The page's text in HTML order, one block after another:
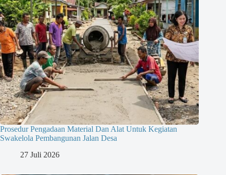
Prosedur Pengadaan Material Dan Alat Untuk Kegiatan
Swakelola Pembangunan Jalan Desa
27 Juli 2026